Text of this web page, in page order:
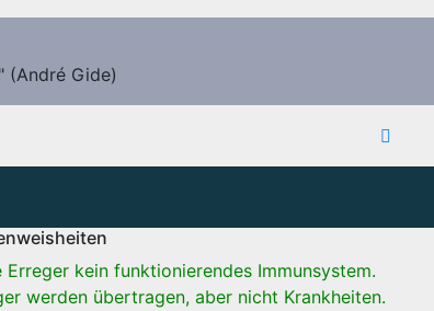
(André Gide)
Erreger kein funktionierendes Immunsystem.
werden übertragen, aber nicht Krankheiten.